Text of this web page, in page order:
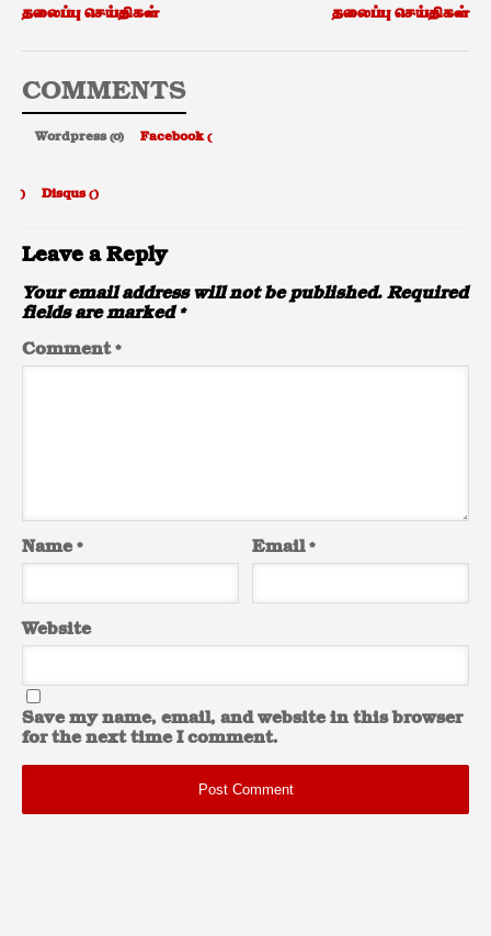
தலைப்பு செய்திகள் தலைப்பு செய்திகள்
COMMENTS
Wordpress (0) Facebook (
) Disqus ( )
Leave a Reply
Your email address will not be published. Required
fields are marked *
Comment*
Name* Email*
Website
Save my name, email, and website in this browser
for the next time I comment.